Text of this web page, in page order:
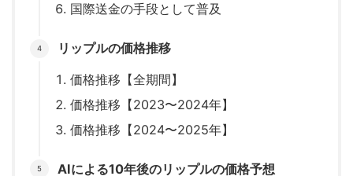
国際送金の手段として普及
リップルの価格推移
価格推移【全期間】
価格推移【2023〜2024年】
価格推移【2024〜2025年】
AIによる10年後のリップルの価格予想